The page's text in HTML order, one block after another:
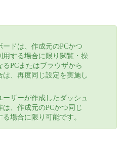
ドは、作成元のPCかつ
用する場合に限り閲覧・操
PCまたはブラウザから
は、再度同じ設定を実施し
ーザーが作成したダッシュ
、作成元のPCかつ同じ
場合に限り可能です。